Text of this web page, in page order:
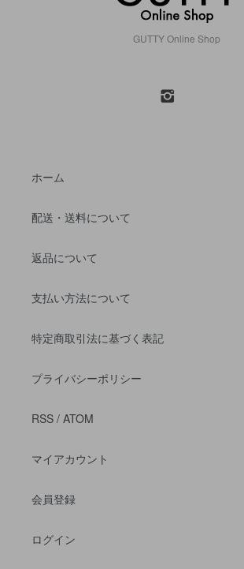
GUTTY Online Shop
ホーム
配送・送料について
返品について
支払い方法について
特定商取引法に基づく表記
プライバシーポリシー
RSS / ATOM
マイアカウント
会員登録
ログイン